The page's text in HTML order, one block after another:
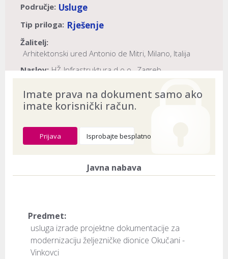
Područje: Usluge
Tip priloga: Rješenje
Žalitelj:
Arhitektonski ured Antonio de Mitri, Milano, Italija
Naslov: HŽ-Infrastruktura d.o.o., Zagreb
Imate prava na dokument samo ako
imate korisnički račun.
Prijava Isprobajte besplatno
Javna nabava
Predmet:
usluga izrade projektne dokumentacije za
modernizaciju željezničke dionice Okučani -
Vinkovci